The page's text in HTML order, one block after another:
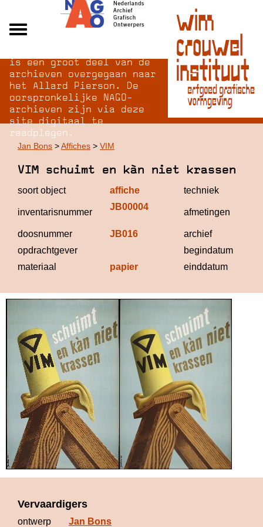
Over NAGO
Over WCI
Inloggen
is een groot deel van de
archieven overgegaan naar
het Allard Pierson. De
oorspronkelijke NAGO-
archieven zijn via deze
site digitaal te
raadplegen.
Jan Bons >Affiches > VIM
VIM schuimt en kàn niet krassen
soort object affiche techniek
inventarisnummer
JB00004
afmetingen
doosnummer
JB016 archief
opdrachtgever
begindatum
materiaal
papier einddatum
Vervaardigers
ontwerp Jan Bons